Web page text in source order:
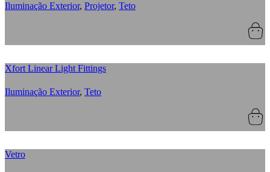
Iluminação Exterior, Projetor, Teto
Xfort Linear Light Fittings
Iluminação Exterior, Teto
Vetro